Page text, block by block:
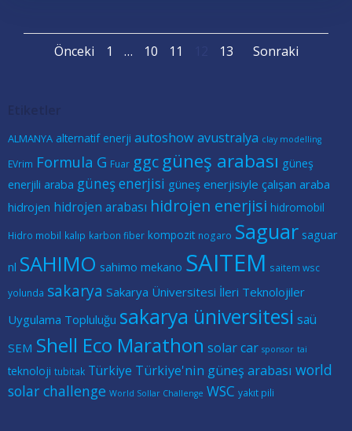
Posts
Önceki
Posts
Page
1 … Page
10 Page
11 PagePage
13
Posts
Sonraki
ALMANYA alternatif enerji autoshowavustralya clay modelling
EVrim Formula G Fuar ggc güneş arabası güneş
enerjili araba güneş enerjisi güneş enerjisiyle çalışan araba
hidrojen hidrojen arabası hidrojen enerjisi hidromobil
Hidro mobil kalıp karbon fiber kompozit nogaro Saguar saguar
nl SAHIMO sahimo mekano SAITEM saitem wsc
yolunda sakarya Sakarya Üniversitesi İleri Teknolojiler
Uygulama Topluluğu sakarya üniversitesi saü
SEM Shell Eco Marathon solar car sponsor tai
teknoloji tubitak Türkiye Türkiye'nin güneş arabası world
solar challenge World Sollar Challenge WSC yakıt pili